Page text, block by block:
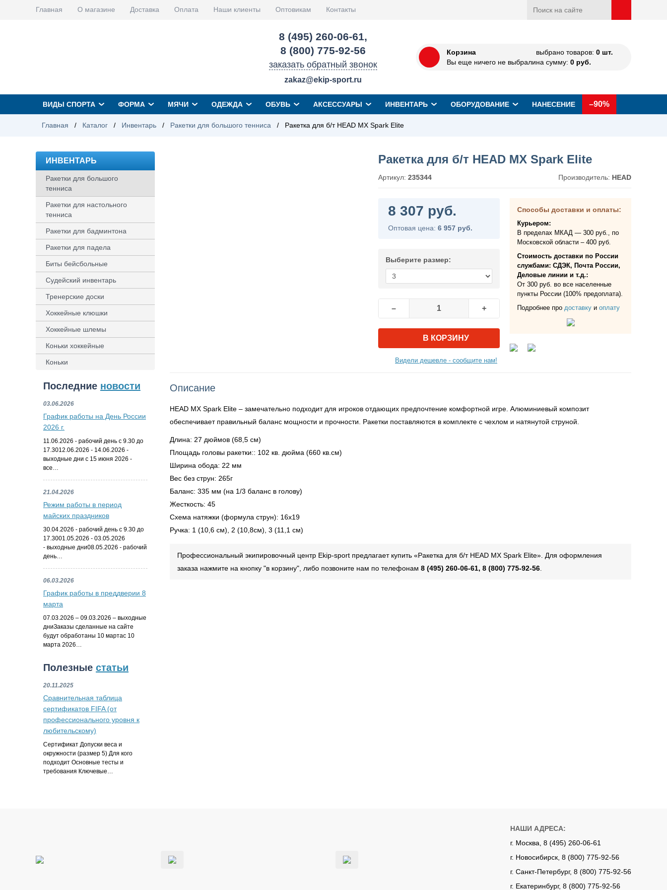
Главная О магазине Доставка Оплата Наши клиенты Оптовикам Контакты
8 (495) 260-06-61,
8 (800) 775-92-56
заказать обратный звонок
zakaz@ekip-sport.ru
Корзина
Вы еще ничего не выбрали
выбрано товаров: 0 шт.
на сумму: 0 руб.
ВИДЫ СПОРТА ФОРМА МЯЧИ ОДЕЖДА ОБУВЬ АКСЕССУАРЫ ИНВЕНТАРЬ ОБОРУДОВАНИЕ НАНЕСЕНИЕ –90%
Главная / Каталог / Инвентарь / Ракетки для большого тенниса / Ракетка для б/т HEAD MX Spark Elite
ИНВЕНТАРЬ
Ракетки для большого
тенниса
Ракетки для настольного
тенниса
Ракетки для бадминтона
Ракетки для падела
Биты бейсбольные
Судейский инвентарь
Тренерские доски
Хоккейные клюшки
Хоккейные шлемы
Коньки хоккейные
Коньки
Последние новости
03.06.2026
График работы на День России
2026 г.
11.06.2026 - рабочий день с 9.30 до
17.3012.06.2026 - 14.06.2026 -
выходные дни с 15 июня 2026 -
все…
21.04.2026
Режим работы в период
майских праздников
30.04.2026 - рабочий день с 9.30 до
17.3001.05.2026 - 03.05.2026
- выходные дни08.05.2026 - рабочий
день…
06.03.2026
График работы в преддверии 8
марта
07.03.2026 – 09.03.2026 – выходные
дниЗаказы сделанные на сайте
будут обработаны 10 мартас 10
марта 2026…
Полезные статьи
20.11.2025
Сравнительная таблица
сертификатов FIFA (от
профессионального уровня к
любительскому)
Сертификат Допуски веса и
окружности (размер 5) Для кого
подходит Основные тесты и
требования Ключевые…
Ракетка для б/т HEAD MX Spark Elite
Артикул: 235344 Производитель: HEAD
8 307 руб.
Оптовая цена: 6 957 руб.
Выберите размер:
– +
В КОРЗИНУ
Видели дешевле - сообщите нам!
Способы доставки и оплаты:
Курьером:
В пределах МКАД — 300 руб., по
Московской области – 400 руб.
Стоимость доставки по России
службами: СДЭК, Почта России,
Деловые линии и т.д.:
От 300 руб. во все населенные
пункты России (100% предоплата).
Подробнее про доставку и оплату
Описание
HEAD MX Spark Elite – замечательно подходит для игроков отдающих предпочтение комфортной игре. Алюминиевый композит
обеспечивает правильный баланс мощности и прочности. Ракетки поставляются в комплекте с чехлом и натянутой струной.
Длина: 27 дюймов (68,5 см)
Площадь головы ракетки:: 102 кв. дюйма (660 кв.см)
Ширина обода: 22 мм
Вес без струн: 265г
Баланс: 335 мм (на 1/3 баланс в голову)
Жесткость: 45
Схема натяжки (формула струн): 16x19
Ручка: 1 (10,6 см), 2 (10,8см), 3 (11,1 см)
Профессиональный экипировочный центр Ekip-sport предлагает купить «Ракетка для б/т HEAD MX Spark Elite». Для оформления
заказа нажмите на кнопку "в корзину", либо позвоните нам по телефонам 8 (495) 260-06-61, 8 (800) 775-92-56
НАШИ АДРЕСА:
г. Москва, 8 (495) 260-06-61
г. Новосибирск, 8 (800) 775-92-56
г. Санкт-Петербург, 8 (800) 775-92-56
г. Екатеринбург, 8 (800) 775-92-56